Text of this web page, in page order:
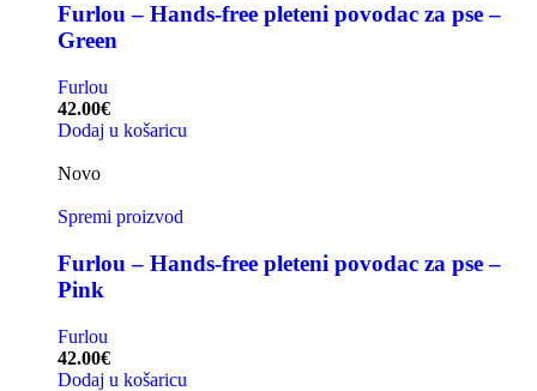
Furlou – Hands-free pleteni povodac za pse –
Green
Furlou
42.00€
Dodaj u košaricu
Novo
Spremi proizvod
Furlou – Hands-free pleteni povodac za pse –
Pink
Furlou
42.00€
Dodaj u košaricu